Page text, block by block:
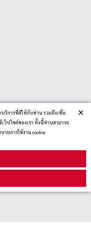
ริการที่ดีให้กับท่าน รวมถึงเพื่อ
ปไซต์ของเรา ทั้งนี้ท่านสามารถ
ยการใช้งาน cookie
×
ร